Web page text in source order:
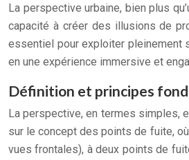
La perspective urbaine, bien plus
capacité à créer des illusions de
essentiel pour exploiter pleinement
en une expérience immersive et
Définition et principes
La perspective, en termes simples,
sur le concept des points de fuite,
vues frontales), à deux points de